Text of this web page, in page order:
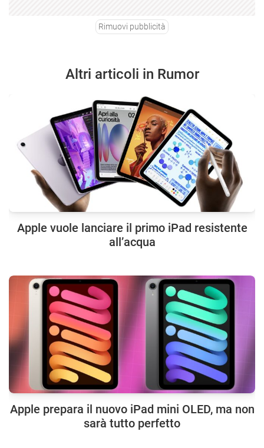
Rimuovi pubblicità
Altri articoli in Rumor
Apple vuole lanciare il primo iPad resistente
all’acqua
Apple prepara il nuovo iPad mini OLED, ma non
sarà tutto perfetto